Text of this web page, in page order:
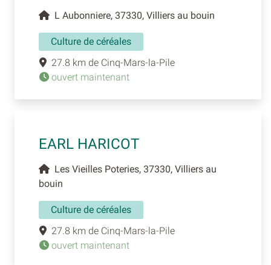
L Aubonniere, 37330, Villiers au bouin
Culture de céréales
27.8 km de Cinq-Mars-la-Pile
ouvert maintenant
EARL HARICOT
Les Vieilles Poteries, 37330, Villiers au
bouin
Culture de céréales
27.8 km de Cinq-Mars-la-Pile
ouvert maintenant